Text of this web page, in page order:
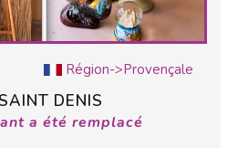
Région->Provençale
DENIS
a été remplacé